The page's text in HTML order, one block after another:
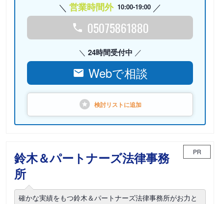
営業時間外 10:00-19:00
05075861880
24時間受付中
Webで相談
検討リストに追加
鈴木＆パートナーズ法律事務
所
PR
確かな実績をもつ鈴木＆パートナーズ法律事務所がお力と